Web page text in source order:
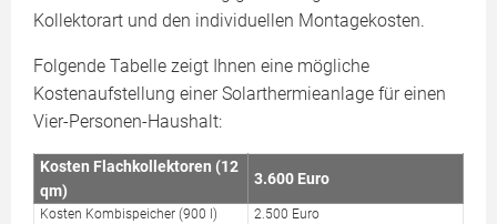
Kollektorart und den individuellen Montagekosten.
Folgende Tabelle zeigt Ihnen eine mögliche
Kostenaufstellung einer Solarthermieanlage für einen
Vier-Personen-Haushalt:
Kosten Flachkollektoren (12
qm)
3.600 Euro
Kosten Kombispeicher (900 l) 2.500 Euro